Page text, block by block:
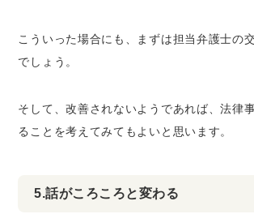
こういった場合にも、まずは担当弁護士の
でしょう。
そして、改善されないようであれば、法律
ることを考えてみてもよいと思います。
5.話がころころと変わる